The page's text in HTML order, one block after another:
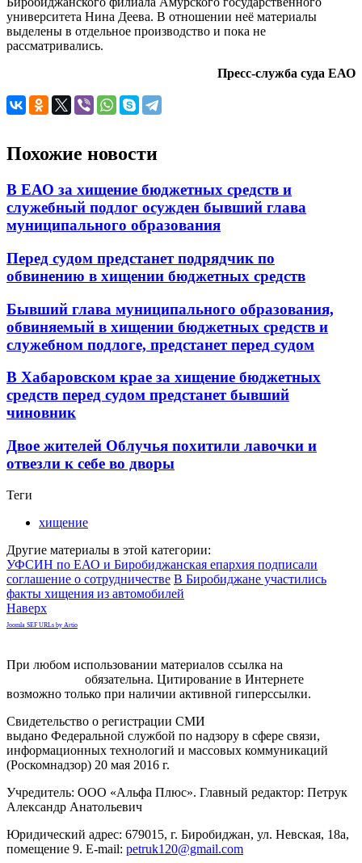
университета Нина Деева. В отношении неё материалы
выделены в отдельное производство и пока не
рассматривались.
Пресс-служба суда ЕАО
Похожие новости
В ЕАО за хищение бюджетных средств и
служебный подлог осужден бывший глава
муниципального образования
Перед судом предстанет подрядчик по
обвинению в хищении бюджетных средств
Бывший глава муниципального образования,
обвиняемый в хищении бюджетных средств и
служебном подлоге, предстанет перед судом
В Хабаровском крае за хищение бюджетных
средств перед судом предстанет бывший
чиновник
Двое жителей Облучья похитили лавочки и
отвезли к себе во дворы
Теги
хищение
Другие материалы в этой категории:
УФСИН по ЕАО и Биробиджанская епархия подписали
соглашение о сотрудничестве В Биробиджане участились
факты хищения из автомобилей
Наверх
Joomla SEF URLs by Artio
При любом использовании материалов ссылка на
обязательна. Цитирование в Интернете
возможно только при наличии активной гиперссылки.
Свидетельство о регистрации СМИ
выдано Федеральной службой по надзору в сфере связи,
информационных технологий и массовых коммуникаций
(Роскомнадзор) 20 мая 2016 г.
Учредитель: ООО «Альфа Плюс». Главный редактор: Петрук
Александр Анатольевич
Юридический адрес: 679015, г. Биробиджан, ул. Невская, 18а,
помещение 9. E-mail: petruk120@gmail.com